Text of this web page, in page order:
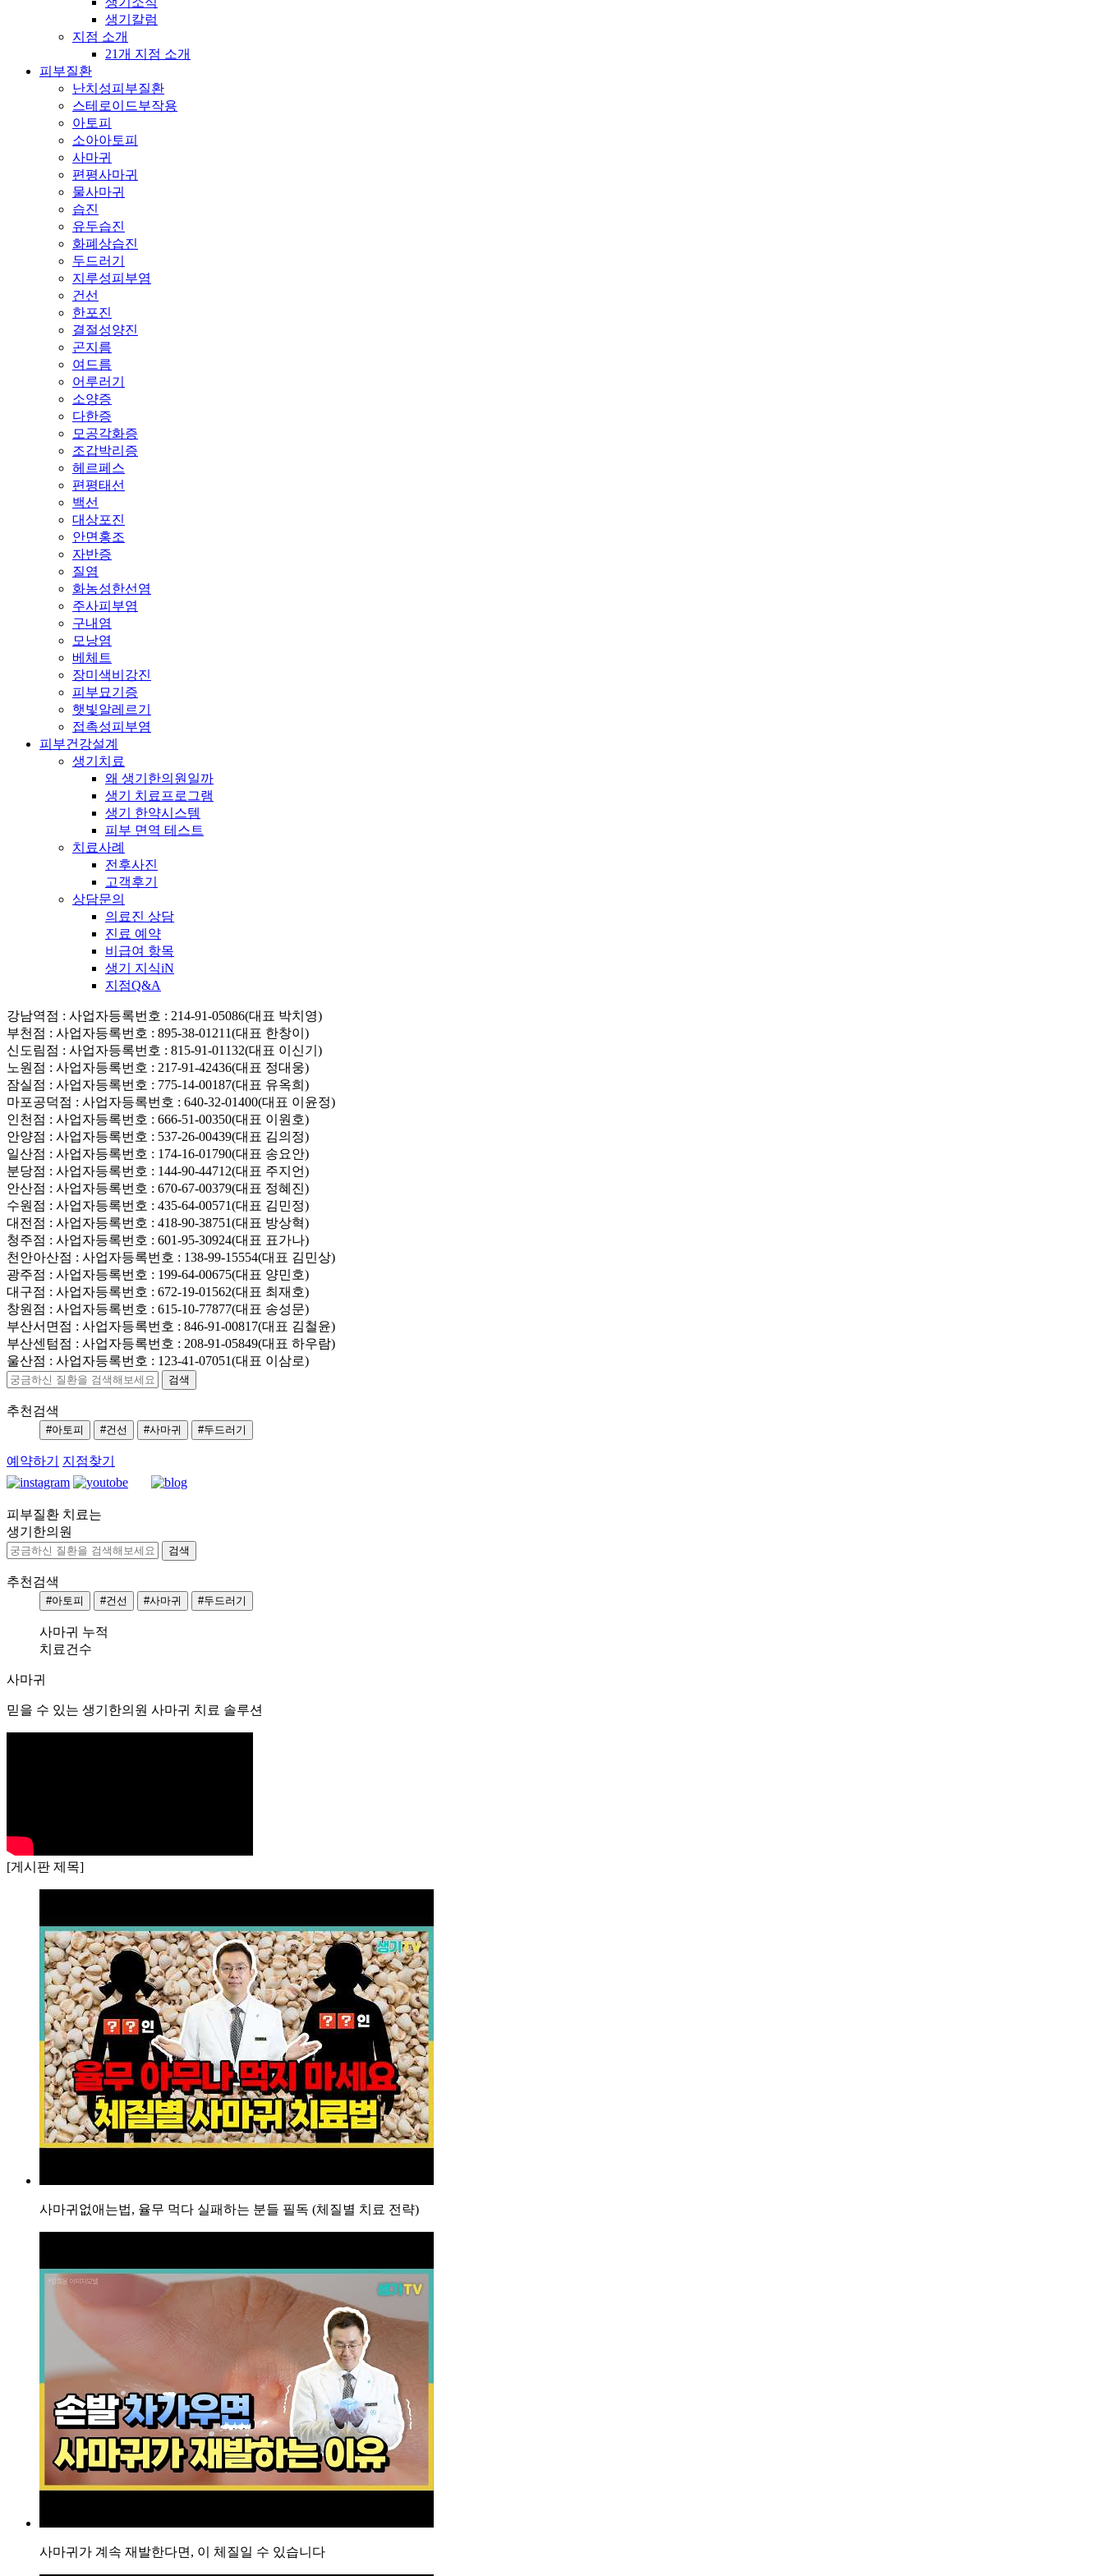
생기칼럼
지점 소개
21개 지점 소개
피부질환
난치성피부질환
스테로이드부작용
아토피
소아아토피
사마귀
편평사마귀
물사마귀
습진
유두습진
화폐상습진
두드러기
지루성피부염
건선
한포진
결절성양진
곤지름
여드름
어루러기
소양증
다한증
모공각화증
조갑박리증
헤르페스
편평태선
백선
대상포진
안면홍조
자반증
질염
화농성한선염
주사피부염
구내염
모낭염
베체트
장미색비강진
피부묘기증
햇빛알레르기
접촉성피부염
피부건강설계
생기치료
왜 생기한의원일까
생기 치료프로그램
생기 한약시스템
피부 면역 테스트
치료사례
전후사진
고객후기
상담문의
의료진 상담
진료 예약
비급여 항목
생기 지식iN
지점Q&A
강남역점 : 사업자등록번호 : 214-91-05086(대표 박치영)
부천점 : 사업자등록번호 : 895-38-01211(대표 한창이)
신도림점 : 사업자등록번호 : 815-91-01132(대표 이신기)
노원점 : 사업자등록번호 : 217-91-42436(대표 정대웅)
잠실점 : 사업자등록번호 : 775-14-00187(대표 유옥희)
마포공덕점 : 사업자등록번호 : 640-32-01400(대표 이윤정)
인천점 : 사업자등록번호 : 666-51-00350(대표 이원호)
안양점 : 사업자등록번호 : 537-26-00439(대표 김의정)
일산점 : 사업자등록번호 : 174-16-01790(대표 송요안)
분당점 : 사업자등록번호 : 144-90-44712(대표 주지언)
안산점 : 사업자등록번호 : 670-67-00379(대표 정혜진)
수원점 : 사업자등록번호 : 435-64-00571(대표 김민정)
대전점 : 사업자등록번호 : 418-90-38751(대표 방상혁)
청주점 : 사업자등록번호 : 601-95-30924(대표 표가나)
천안아산점 : 사업자등록번호 : 138-99-15554(대표 김민상)
광주점 : 사업자등록번호 : 199-64-00675(대표 양민호)
대구점 : 사업자등록번호 : 672-19-01562(대표 최재호)
창원점 : 사업자등록번호 : 615-10-77877(대표 송성문)
부산서면점 : 사업자등록번호 : 846-91-00817(대표 김철윤)
부산센텀점 : 사업자등록번호 : 208-91-05849(대표 하우람)
울산점 : 사업자등록번호 : 123-41-07051(대표 이삼로)
추천검색
#아토피 #건선 #사마귀 #두드러기
예약하기 지점찾기
[지
루
성
피
60
남
성
염
두
피
수
피부질환 치료는
생기한의원
추천검색
#아토피 #건선 #사마귀 #두드러기
사마귀 누적
치료건수
사마귀
믿을 수 있는 생기한의원 사마귀 치료 솔루션
[게시판 제목]
사마귀없애는법, 율무 먹다 실패하는 분들 필독 (체질별 치료 전략)
사마귀가 계속 재발한다면, 이 체질일 수 있습니다